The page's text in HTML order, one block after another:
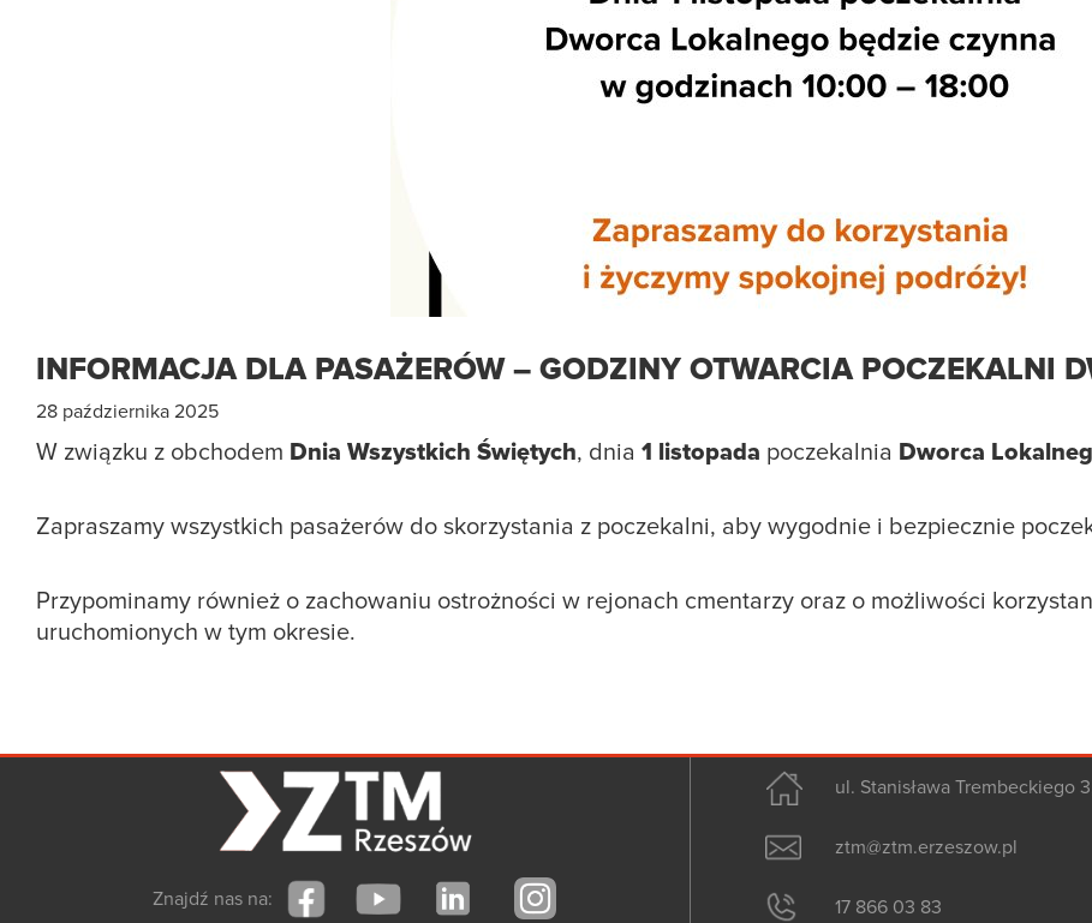
INFORMACJA DLA PASAŻERÓW – GODZINY OTWARCIA POCZEKALNI
28 października 2025
W związku z obchodem Dnia Wszystkich Świętych, dnia 1 listopada poczekalnia Dworca
Zapraszamy wszystkich pasażerów do skorzystania z poczekalni, aby wygodnie i bezpiecznie
Przypominamy również o zachowaniu ostrożności w rejonach cmentarzy oraz o możliwości
uruchomionych w tym okresie.
Znajdź nas na:
ul. Stanisława Trembeckiego
ztm@ztm.erzeszow.pl
17 866 03 83